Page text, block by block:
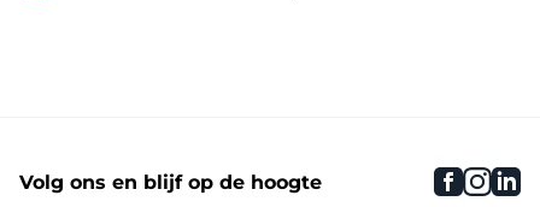
Volg ons en blijf op de hoogte